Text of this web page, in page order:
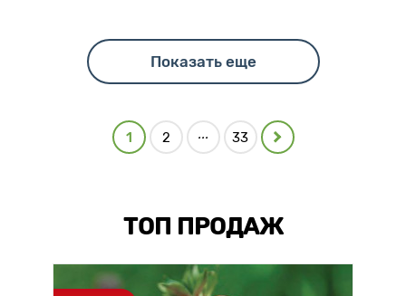
Показать еще
1 2 ... 33
ТОП ПРОДАЖ